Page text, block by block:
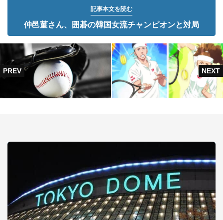
記事本文を読む
仲邑菫さん、囲碁の韓国女流チャンピオンと対局